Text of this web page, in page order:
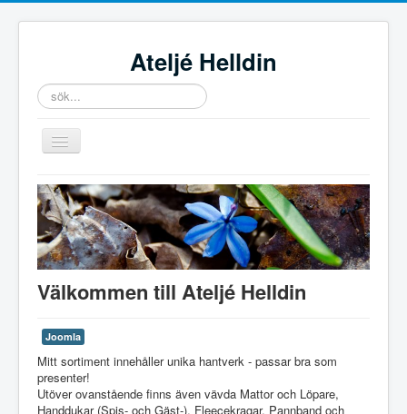
Ateljé Helldin
sök...
Toggle
Navigation
Home
Hantverk
Stuga
Välkommen till Ateljé Helldin
Joomla
Mitt sortiment innehåller unika hantverk - passar bra som
presenter!
Utöver ovanstående finns även vävda Mattor och Löpare,
Handdukar (Spis- och Gäst-), Fleecekragar, Pannband och